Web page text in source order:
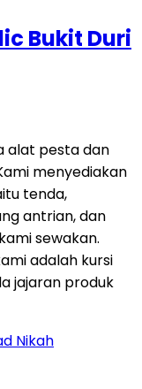
Bukit Duri
alat pesta dan
menyediakan
tenda,
antrian, dan
sewakan.
adalah kursi
jajaran produk